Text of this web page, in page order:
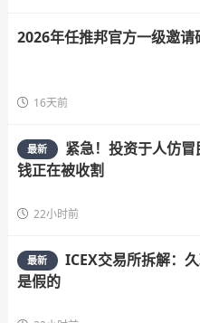
2026年任推邦官方一级邀请
16天前
最新
紧急！投资于人仿
钱正在被收割
22小时前
最新
ICEX交易所拆解：
是假的